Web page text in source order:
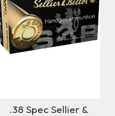
.38 Spec Sellier &